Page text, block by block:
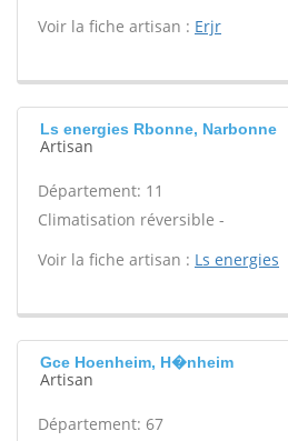
Voir la fiche artisan : Erjr
Ls energies Rbonne, Narbonne
Artisan
Département: 11
Climatisation réversible -
Voir la fiche artisan : Ls energies
Gce Hoenheim, H�nheim
Artisan
Département: 67